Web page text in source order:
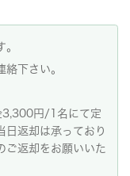
下さい。
円/1名にて定
日返却は承っており
ご返却をお願いいた